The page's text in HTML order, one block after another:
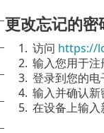
更改忘记的密
1. 访问 https://
2. 输入您用于注
3. 登录到您的
4. 输入并确认
5. 在设备上输